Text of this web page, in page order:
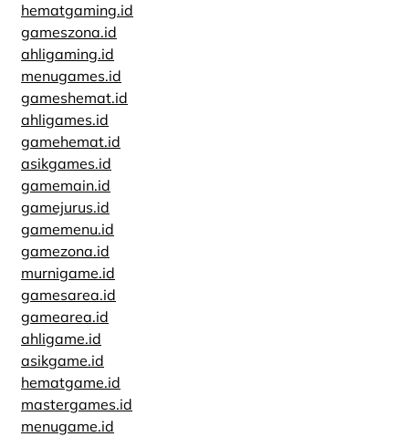
hematgaming.id
gameszona.id
ahligaming.id
menugames.id
gameshemat.id
ahligames.id
gamehemat.id
asikgames.id
gamemain.id
gamejurus.id
gamemenu.id
gamezona.id
murnigame.id
gamesarea.id
gamearea.id
ahligame.id
asikgame.id
hematgame.id
mastergames.id
menugame.id